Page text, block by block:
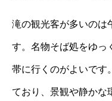
滝の観光客が多いのは
す。名物そば処をゆっ
帯に行くのがよいです
ており、景観や静かな